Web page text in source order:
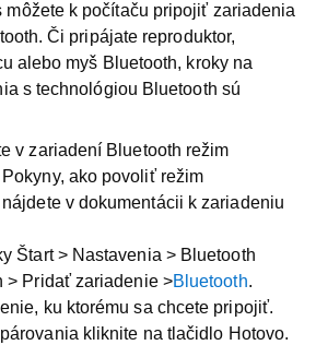
môžete k počítaču pripojiť zariadenia
Či pripájate reproduktor,
alebo myš Bluetooth, kroky na
s technológiou Bluetooth sú
v zariadení Bluetooth režim
ako povoliť režim
v dokumentácii k zariadeniu
Štart > Nastavenia > Bluetooth
> Pridať zariadenie >Bluetooth.
ku ktorému sa chcete pripojiť.
kliknite na tlačidlo Hotovo.